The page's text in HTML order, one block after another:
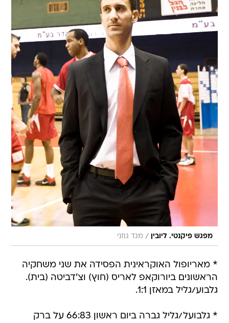
מפגש פיקנטי. ליובין / מגד גוזני
* מאריופול האוקראינית הפסידה את שני משחקיה
הראשונים ביורוקאפ לאריס (חוץ) וצ'דביטה (בית).
גלבוע/גליל במאזן 1:1.
* גלבועל/גליל גברה ביום ראשון 66:83 על ברק